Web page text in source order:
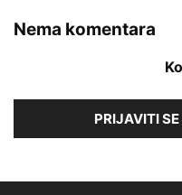
Nema komentara
PRIJAVITI